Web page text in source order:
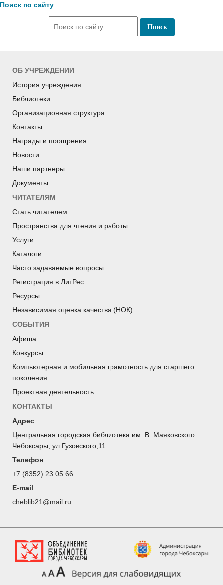
Поиск по сайту
ОБ УЧРЕЖДЕНИИ
История учреждения
Библиотеки
Организационная структура
Контакты
Награды и поощрения
Новости
Наши партнеры
Документы
ЧИТАТЕЛЯМ
Стать читателем
Пространства для чтения и работы
Услуги
Каталоги
Часто задаваемые вопросы
Регистрация в ЛитРес
Ресурсы
Независимая оценка качества (НОК)
СОБЫТИЯ
Афиша
Конкурсы
Компьютерная и мобильная грамотность для старшего
поколения
Проектная деятельность
КОНТАКТЫ
Адрес
Центральная городская библиотека им. В. Маяковского.
Чебоксары, ул.Гузовского,11
Телефон
+7 (8352) 23 05 66
E-mail
cheblib21@mail.ru